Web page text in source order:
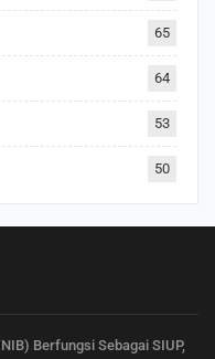
65
64
53
50
Berfungsi Sebagai SIUP,